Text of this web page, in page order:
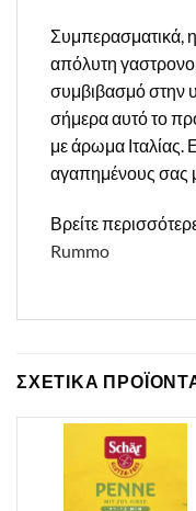
Συμπερασματικά,
απόλυτη
συμβιβασμό στην
σήμερα αυτό το
με άρωμα Ιταλίας.
αγαπημένους σας
Βρείτε
Rummo
ΣΧΕΤΙΚΑ